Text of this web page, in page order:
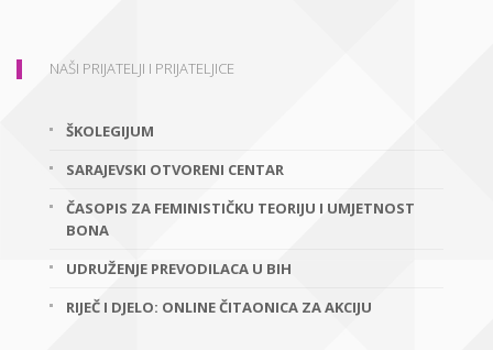
NAŠI PRIJATELJI I PRIJATELJICE
ŠKOLEGIJUM
SARAJEVSKI OTVORENI CENTAR
ČASOPIS ZA FEMINISTIČKU TEORIJU I UMJETNOST
BONA
UDRUŽENJE PREVODILACA U BIH
RIJEČ I DJELO: ONLINE ČITAONICA ZA AKCIJU